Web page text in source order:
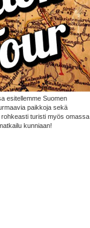
esitellemme Suomen
paikkoja sekä
turisti myös omassa
kunniaan!